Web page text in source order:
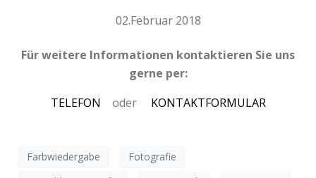
02.Februar 2018
Für weitere Informationen kontaktieren Sie uns
gerne per:
TELEFON oder KONTAKTFORMULAR
Farbwiedergabe
Fotografie